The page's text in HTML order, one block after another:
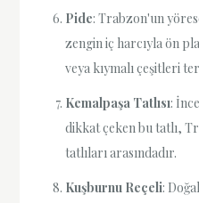
Pide: Trabzon'un
zengin iç harcıyla ön
veya kıymalı çeşitleri
Kemalpaşa Tatlısı:
dikkat çeken bu tatlı,
tatlıları arasındadır.
Kuşburnu Reçeli: